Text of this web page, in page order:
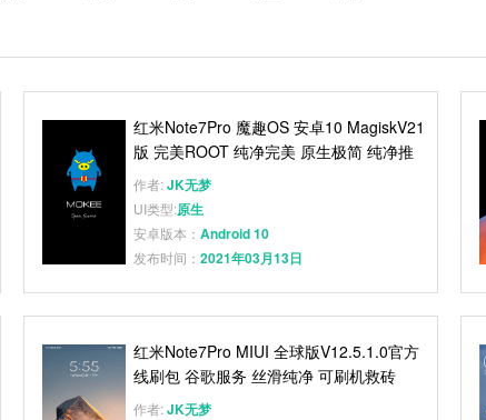
红米Note7Pro 魔趣OS 安卓10 MagiskV21
版 完美ROOT 纯净完美 原生极简 纯净推
荐
作者:JK无梦
UI类型:原生
安卓版本： Android 10
发布时间： 2021年03月13日
红米Note7Pro MIUI 全球版V12.5.1.0官方
线刷包 谷歌服务 丝滑纯净 可刷机救砖
作者:JK无梦